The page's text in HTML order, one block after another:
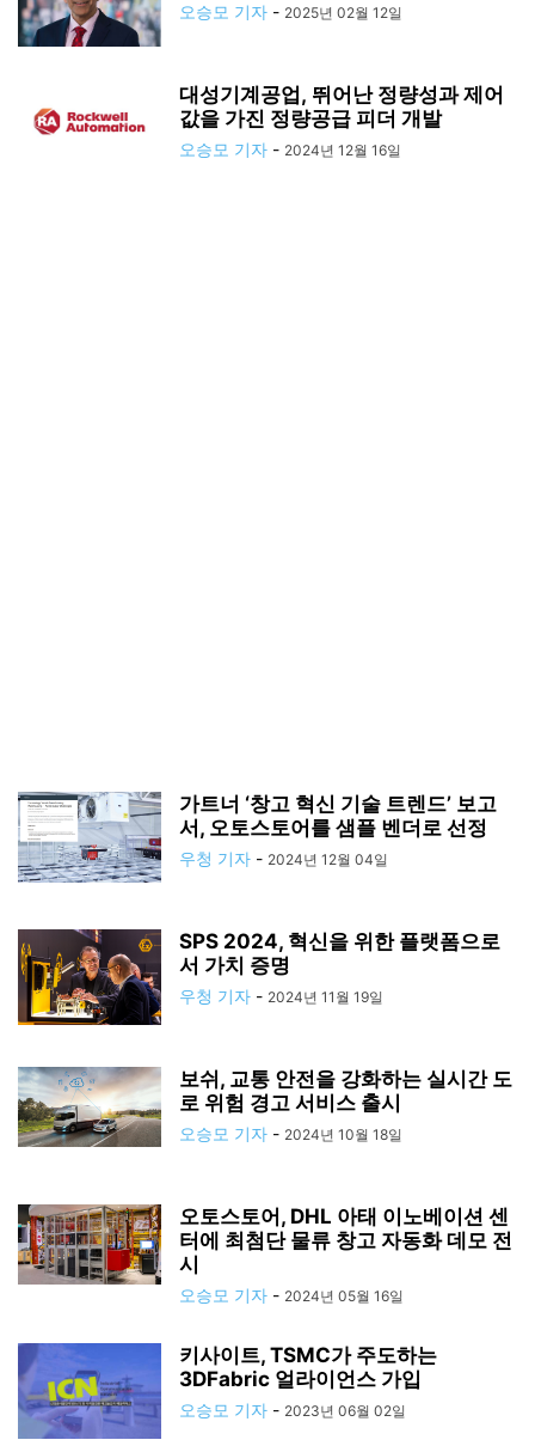
오승모 기자 - 2025년 02월 12일
대성기계공업, 뛰어난 정량성과 제어
값을 가진 정량공급 피더 개발
오승모 기자 - 2024년 12월 16일
가트너 ‘창고 혁신 기술 트렌드’ 보고
서, 오토스토어를 샘플 벤더로 선정
우청 기자 - 2024년 12월 04일
SPS 2024, 혁신을 위한 플랫폼으로
서 가치 증명
우청 기자 - 2024년 11월 19일
보쉬, 교통 안전을 강화하는 실시간 도
로 위험 경고 서비스 출시
오승모 기자 - 2024년 10월 18일
오토스토어, DHL 아태 이노베이션 센
터에 최첨단 물류 창고 자동화 데모 전
시
오승모 기자 - 2024년 05월 16일
키사이트, TSMC가 주도하는
3DFabric 얼라이언스 가입
오승모 기자 - 2023년 06월 02일